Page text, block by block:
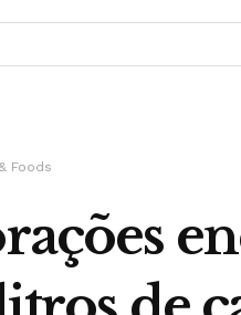
Foods